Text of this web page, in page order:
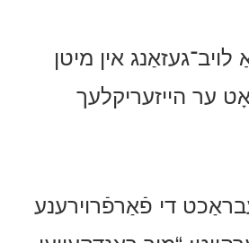
אין מיטן
ער הייזעריקלעך
די פֿאַרפֿרוירענע